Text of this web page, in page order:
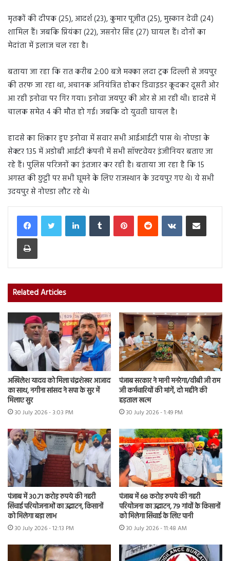
मृतकों की दीपक (25), आदर्श (23), कुमार पूजीत (25), मुस्कान देवी (24)
शामिल हैं। जबकि प्रियंका (22), जसनोर सिंह (27) घायल हैं। दोनों का
मेदांता में इलाज चल रहा है।
बताया जा रहा कि रात करीब 2:00 बजे मक्का लदा ट्रक दिल्ली से जयपुर
की तरफ जा रहा था, अचानक अनियंत्रित होकर डिवाइडर कूदकर दूसरी ओर
आ रही इनोवा पर गिर गया। इनोवा जयपुर की ओर से आ रही थी। हादसे में
चालक समेत 4 की मौत हो गई। जबकि दो युवती घायल है।
हादसे का शिकार हुए इनोवा में सवार सभी आईआईटी पास थे। नोएडा के
सेक्टर 135 में अडोबी आईटी कंपनी में सभी सॉफ्टवेयर इंजीनियर बताए जा
रहे हैं। पुलिस परिजनों का इंतजार कर रही है। बताया जा रहा है कि 15
अगस्त की छुट्टी पर सभी घूमने के लिए राजस्थान के उदयपुर गए थे। ये सभी
उदयपुर से नोएडा लौट रहे थे।
LinkedInTumblr PinterestReddit VKontakteShare via Email
Print
Related Articles
अखिलेश यादव को मिला चंद्रशेखर आजाद
का साथ, नगीना सांसद ने सपा के सुर में
मिलाए सुर
30 July 2026 - 3:03 PM
पंजाब सरकार ने मानी मनरेगा/वीबी जी राम
जी कर्मचारियों की मांगें, दो महीने की
हड़ताल खत्म
30 July 2026 - 1:49 PM
पंजाब में 30.71 करोड़ रुपये की नहरी
सिंचाई परियोजनाओं का उद्घाटन, किसानों
को मिलेगा बड़ा लाभ
30 July 2026 - 12:13 PM
पंजाब में 68 करोड़ रुपये की नहरी
परियोजना का उद्घाटन, 79 गांवों के किसानों
को मिलेगा सिंचाई के लिए पानी
30 July 2026 - 11:48 AM